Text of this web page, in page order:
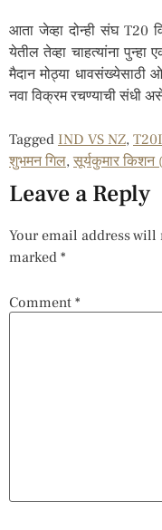
आता जेव्हा दोन्ही संघ T20
येतील तेव्हा चाहत्यांना
मैदान मोठ्या
नवा विक्रम रचण्याची संधी
Tagged IND VS NZ, T20I
शुभमन गिल, सूर्यकुमार किशन
Leave a Reply
Your email address
marked *
Comment *